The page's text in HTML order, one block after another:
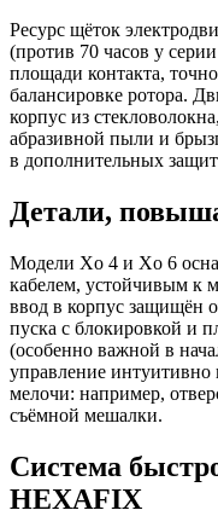
Ресурс щёток
(против 70 часов у
площади контакта,
балансировке ротора.
корпус из
абразивной пыли и
в дополнительных
Детали,
Модели Xo 4 и Xo 6
кабелем, устойчивым к
ввод в корпус защищён
пуска с блокировкой и
(особенно важной в
управление
мелочи: например,
съёмной мешалки.
Система
HEXAFIX